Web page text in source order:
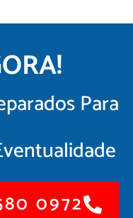
Para
0972